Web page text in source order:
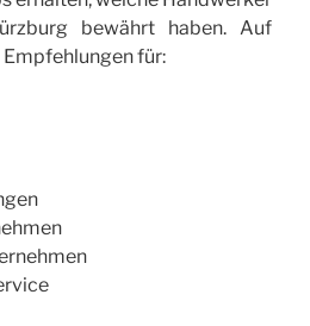
bewährt haben. Auf
für: